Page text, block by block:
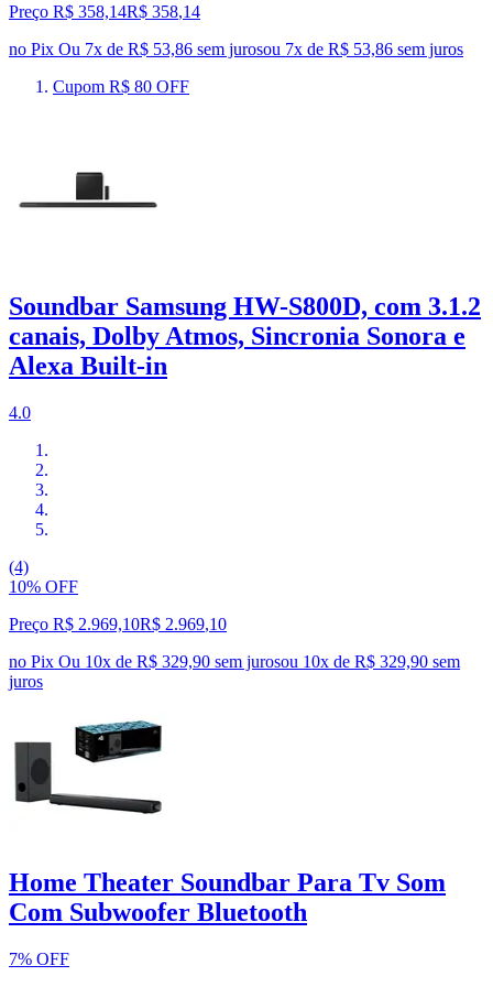
Preço R$ 358,14R$ 358,14
no Pix Ou 7x de R$ 53,86 sem jurosou 7x de R$ 53,86 sem juros
Cupom R$ 80 OFF
Soundbar Samsung HW-S800D, com 3.1.2
canais, Dolby Atmos, Sincronia Sonora e
Alexa Built-in
4.0
(4)
10% OFF
Preço R$ 2.969,10R$ 2.969,10
no Pix Ou 10x de R$ 329,90 sem jurosou 10x de R$ 329,90 sem
juros
Home Theater Soundbar Para Tv Som
Com Subwoofer Bluetooth
7% OFF